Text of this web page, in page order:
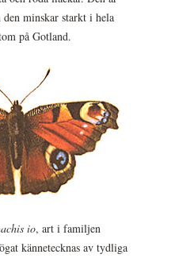
minskar starkt i hela
på Gotland.
io, art i familjen
kännetecknas av tydliga